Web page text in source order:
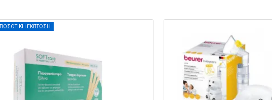
ΠΟΣΟΤΙΚΗ ΕΚΠΤΩΣΗ